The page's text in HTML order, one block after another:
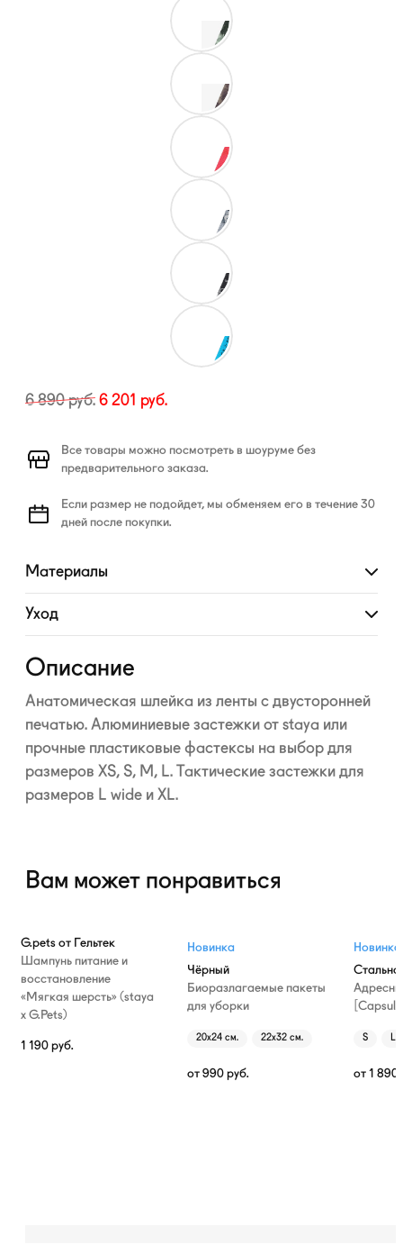
6 890руб. 6 201 руб.
Все товары можно посмотреть в шоуруме без
предварительного заказа.
Если размер не подойдет, мы обменяем его в течение 30
дней после покупки.
Материалы
Развернуть
Уход
Развернуть
Описание
Анатомическая шлейка из ленты с двусторонней
печатью. Алюминиевые застежки от staya или
прочные пластиковые фастексы на выбор для
размеров XS, S, M, L. Тактические застежки для
размеров L wide и XL.
Вам может понравиться
G.pets от Гельтек
Шампунь питание и
восстановление
«Мягкая шерсть» (staya
х G.Pets)
1 190 руб.
Новинка
Чёрный
Биоразлагаемые пакеты
для уборки
20х24 см. 22х32 см.
от 990 руб.
Новинка
S L
от 1 890